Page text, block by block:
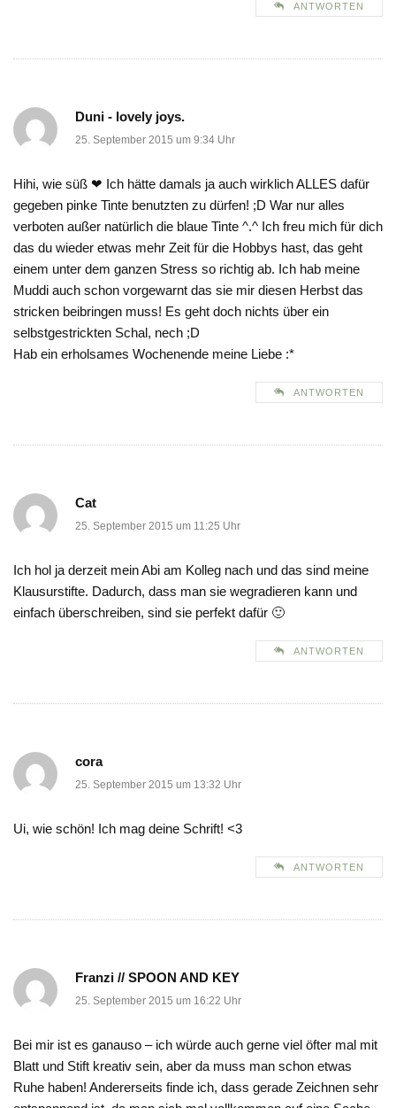
ANTWORTEN
Duni - lovely joys.
25. September 2015 um 9:34 Uhr
Hihi, wie süß ❤ Ich hätte damals ja auch wirklich ALLES dafür
gegeben pinke Tinte benutzten zu dürfen! ;D War nur alles
verboten außer natürlich die blaue Tinte ^.^ Ich freu mich für dich
das du wieder etwas mehr Zeit für die Hobbys hast, das geht
einem unter dem ganzen Stress so richtig ab. Ich hab meine
Muddi auch schon vorgewarnt das sie mir diesen Herbst das
stricken beibringen muss! Es geht doch nichts über ein
selbstgestrickten Schal, nech ;D
Hab ein erholsames Wochenende meine Liebe :*
ANTWORTEN
Cat
25. September 2015 um 11:25 Uhr
Ich hol ja derzeit mein Abi am Kolleg nach und das sind meine
Klausurstifte. Dadurch, dass man sie wegradieren kann und
einfach überschreiben, sind sie perfekt dafür 🙂
ANTWORTEN
cora
25. September 2015 um 13:32 Uhr
Ui, wie schön! Ich mag deine Schrift! <3
ANTWORTEN
Franzi // SPOON AND KEY
25. September 2015 um 16:22 Uhr
Bei mir ist es ganauso – ich würde auch gerne viel öfter mal mit
Blatt und Stift kreativ sein, aber da muss man schon etwas
Ruhe haben! Andererseits finde ich, dass gerade Zeichnen sehr